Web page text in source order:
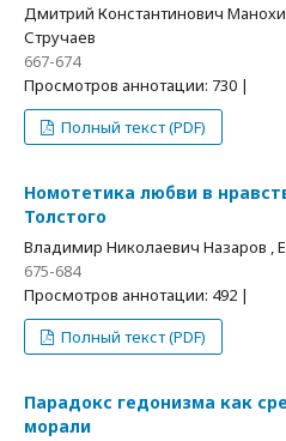
Дмитрий Константинович
Стручаев
667-674
Просмотров аннотации: 730 |
Полный текст (PDF)
Номотетика любви в
Толстого
Владимир Николаевич Назаров
675-684
Просмотров аннотации: 492 |
Полный текст (PDF)
Парадокс гедонизма как
морали